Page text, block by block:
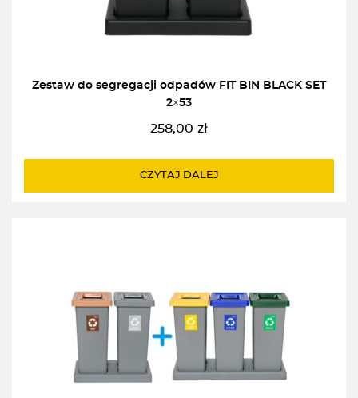
Zestaw do segregacji odpadów FIT BIN BLACK SET
2×53
258,00 zł
CZYTAJ DALEJ